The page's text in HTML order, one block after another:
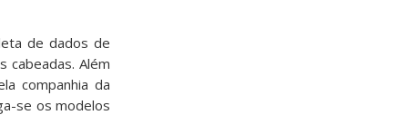
de dados de
cabeadas. Além
companhia da
se os modelos